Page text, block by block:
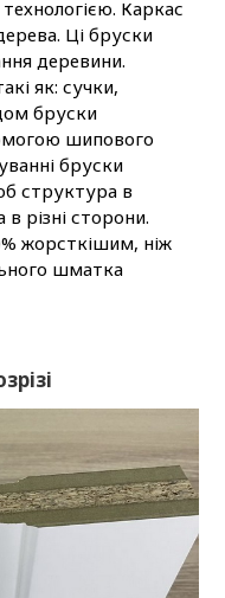
Каркас
Ці бруски
деревини.
як: сучки,
бруски
шипового
бруски
структура в
різні сторони.
жорсткішим, ніж
шматка